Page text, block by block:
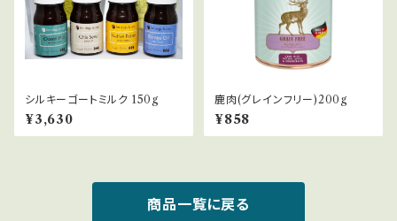
シルキーゴートミルク 150g
¥3,630
鹿肉(グレインフリー)200g
¥858
商品一覧に戻る